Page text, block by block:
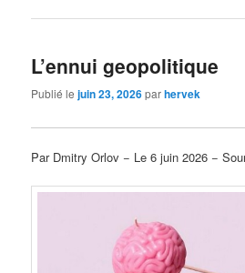
L’ennui geopolitique
Publié lejuin 23, 2026parhervek
Par Dmitry Orlov − Le 6 juin 2026 −